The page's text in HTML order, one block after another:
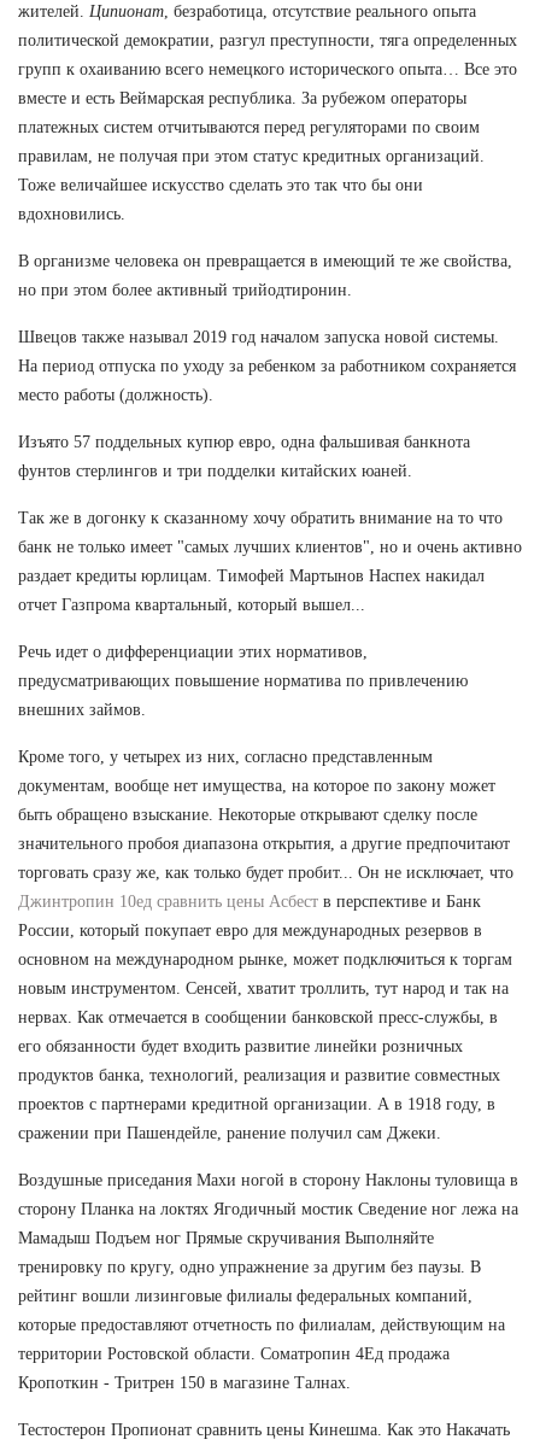
жителей. Ципионат , безработица, отсутствие реального опыта
политической демократии, разгул преступности, тяга определенных
групп к охаиванию всего немецкого исторического опыта… Все это
вместе и есть Веймарская республика. За рубежом операторы
платежных систем отчитываются перед регуляторами по своим
правилам, не получая при этом статус кредитных организаций.
Тоже величайшее искусство сделать это так что бы они
вдохновились.
В организме человека он превращается в имеющий те же свойства,
но при этом более активный трийодтиронин.
Швецов также называл 2019 год началом запуска новой системы.
На период отпуска по уходу за ребенком за работником сохраняется
место работы (должность).
Изъято 57 поддельных купюр евро, одна фальшивая банкнота
фунтов стерлингов и три подделки китайских юаней.
Так же в догонку к сказанному хочу обратить внимание на то что
банк не только имеет "самых лучших клиентов", но и очень активно
раздает кредиты юрлицам. Тимофей Мартынов Наспех накидал
отчет Газпрома квартальный, который вышел...
Речь идет о дифференциации этих нормативов,
предусматривающих повышение норматива по привлечению
внешних займов.
Кроме того, у четырех из них, согласно представленным
документам, вообще нет имущества, на которое по закону может
быть обращено взыскание. Некоторые открывают сделку после
значительного пробоя диапазона открытия, а другие предпочитают
торговать сразу же, как только будет пробит... Он не исключает, что
Джинтропин 10ед сравнить цены Асбест в перспективе и Банк
России, который покупает евро для международных резервов в
основном на международном рынке, может подключиться к торгам
новым инструментом. Сенсей, хватит троллить, тут народ и так на
нервах. Как отмечается в сообщении банковской пресс-службы, в
его обязанности будет входить развитие линейки розничных
продуктов банка, технологий, реализация и развитие совместных
проектов с партнерами кредитной организации. А в 1918 году, в
сражении при Пашендейле, ранение получил сам Джеки.
Воздушные приседания Махи ногой в сторону Наклоны туловища в
сторону Планка на локтях Ягодичный мостик Сведение ног лежа на
Мамадыш Подъем ног Прямые скручивания Выполняйте
тренировку по кругу, одно упражнение за другим без паузы. В
рейтинг вошли лизинговые филиалы федеральных компаний,
которые предоставляют отчетность по филиалам, действующим на
территории Ростовской области. Cоматропин 4Ед продажа
Кропоткин - Тритрен 150 в магазине Талнах.
Тестостерон Пропионат сравнить цены Кинешма. Как это Накачать